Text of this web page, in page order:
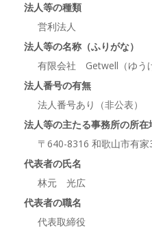
法人等の種類
営利法人
法人等の名称（ふりがな）
有限会社 Getwell（ゆう
法人番号の有無
法人番号あり（非公表）
法人等の主たる事務所の所在
〒640-8316 和歌山市有家
代表者の氏名
林元 光広
代表者の職名
代表取締役